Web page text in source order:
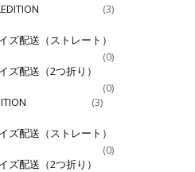
(3)
ズ配送（ストレート）
(0)
ズ配送（2つ折り）
(0)
(3)
ズ配送（ストレート）
(0)
ズ配送（2つ折り）